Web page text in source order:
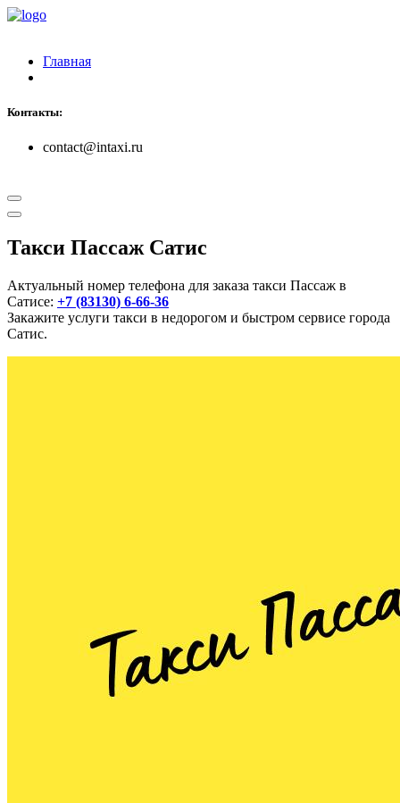
Главная
Контакты:
contact@intaxi.ru
Такси Пассаж Сатис
Актуальный номер телефона для заказа такси Пассаж в
Сатисе: +7 (83130) 6-66-36
Закажите услуги такси в недорогом и быстром сервисе города
Сатис.